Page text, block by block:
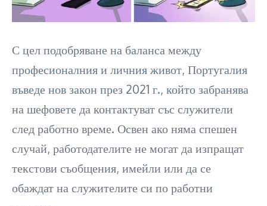
С цел подобряване на баланса между
професионалния и личния живот, Португалия
въведе нов закон през 2021 г., който забранява
на шефовете да контактуват със служители
след работно време. Освен ако няма спешен
случай, работодателите не могат да изпращат
текстови съобщения, имейли или да се
обаждат на служителите си по работни